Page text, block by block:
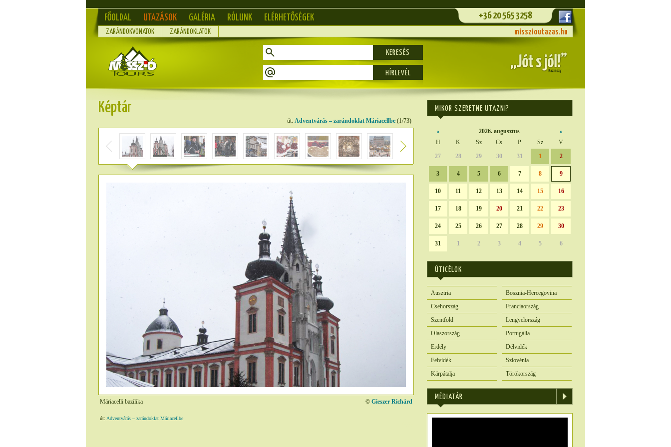
FŐOLDAL UTAZÁSOK GALÉRIA RÓLUNK ELÉRHETŐSÉGEK +36 20 565 3258
ZARÁNDOKVONATOK ZARÁNDOKLATOK misszioutazas.hu
KERESÉS
Képtár
út: Adventvárás – zarándoklat Máriacellbe (1/73)
Máriacelli bazilika © Gieszer Richárd
út: Adventvárás – zarándoklat Máriacellbe
MIKOR SZERETNE UTAZNI?
« 2026. augusztus
»
H
K Sz Cs P Sz
V
27
28 29 30 31 1 2
3 4 5 6 7 8 9
10 11 12 13 14 15 16
17 18 19 20 21 22 23
24 25 26 27 28 29 30
31 1 2 3 4 5 6
ÚTICÉLOK
Ausztria
Bosznia-Hercegovina
Csehország
Franciaország
Szentföld
Lengyelország
Olaszország
Portugália
Erdély
Délvidék
Felvidék
Szlovénia
Kárpátalja
Törökország
MÉDIATÁR